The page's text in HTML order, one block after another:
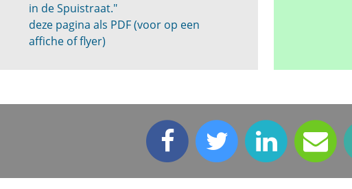
in de Spuistraat."
deze pagina als PDF (voor op een
affiche of flyer)